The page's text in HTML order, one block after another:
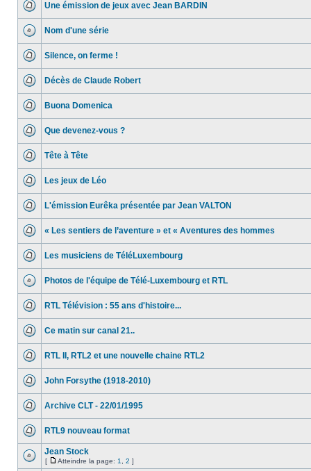
Une émission de jeux avec Jean BARDIN
Nom d'une série
Silence, on ferme !
Décès de Claude Robert
Buona Domenica
Que devenez-vous ?
Tête à Tête
Les jeux de Léo
L'émission Eurêka présentée par Jean VALTON
« Les sentiers de l’aventure » et « Aventures des hommes
Les musiciens de TéléLuxembourg
Photos de l'équipe de Télé-Luxembourg et RTL
RTL Télévision : 55 ans d'histoire...
Ce matin sur canal 21..
RTL II, RTL2 et une nouvelle chaine RTL2
John Forsythe (1918-2010)
Archive CLT - 22/01/1995
RTL9 nouveau format
Jean Stock
[ Atteindre la page: 1 2 ]